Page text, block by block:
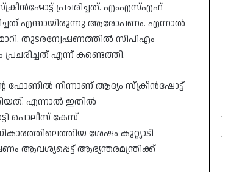
പ്രചരിച്ചത്. എംഎസ്എഫ്
എന്നായിരുന്നു ആരോപണം. എന്നാൽ
തുടരന്വേഷണത്തിൽ സിപിഎം
എന്ന് കണ്ടെത്തി.
നിന്നാണ് ആദ്യം സ്‌ക്രീൻഷോട്ട്
എന്നാൽ ഇതിൽ
പൊലീസ് കേസ്
ശേഷം കുറ്റ്യാടി
ആഭ്യന്തരമന്ത്രിക്ക്